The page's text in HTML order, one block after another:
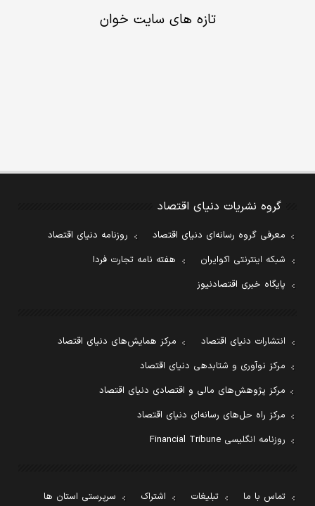
تازه های سایت خوان
گروه نشریات دنیای اقتصاد
معرفی گروه رسانه‌ای دنیای اقتصاد
روزنامه دنیای اقتصاد
شبکه اینترنتی اکوایران
هفته نامه تجارت فردا
پایگاه خبری اقتصادنیوز
انتشارات دنیای اقتصاد
مرکز همایش‌های دنیای اقتصاد
مرکز نوآوری و شتابدهی دنیای اقتصاد
مرکز پژوهش‌های مالی و اقتصادی دنیای اقتصاد
مرکز راه حل‌های رسانه‌ای دنیای اقتصاد
روزنامه انگلیسی Financial Tribune
تماس با ما تبلیغات اشتراک سرپرستی استان ها